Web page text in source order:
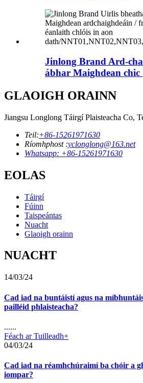
Jinlong Brand Ard-
ábhar Maighdean chic
GLAOIGH ORAINN
Jiangsu Longlong Táirgí Plaisteacha Co,
Teil:+86-15261971630
Ríomhphost :yclonglong@163.net
Whatsapp: +86-15261971630
EOLAS
Táirgí
Fúinn
Taispeántas
Nuacht
Glaoigh orainn
NUACHT
14/03/24
Cad iad na buntáistí agus na
pailléid phlaisteacha?
......
Féach ar Tuilleadh+
04/03/24
Cad iad na réamhchúraimí ba chóir a
iompar?